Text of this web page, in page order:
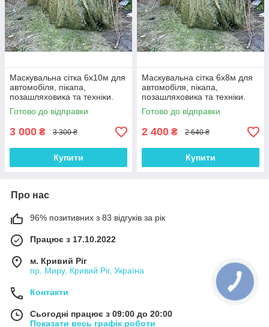
Маскувальна сітка 6х10м для
автомобіля, пікапа,
позашляховика та техніки.
Сітка маскувальна камуфляж
(листя)
Готово до відправки
3 000 ₴ 3 300 ₴
Купити
Маскувальна сітка 6х8м для
автомобіля, пікапа,
позашляховика та техніки.
Сітка маскувальна камуфляж
(листя)
Готово до відправки
2 400 ₴ 2 640 ₴
Купити
Про нас
96% позитивних з 83 відгуків за рік
Працює з 17.10.2022
м. Кривий Ріг
пр. Миру, Кривий Ріг, Україна
Контакти
Сьогодні працює з 09:00 до 20:00
Показати весь графік роботи